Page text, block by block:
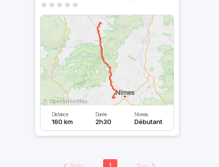
Distance
160 km
Durée
2h30
Niveau
Débutant